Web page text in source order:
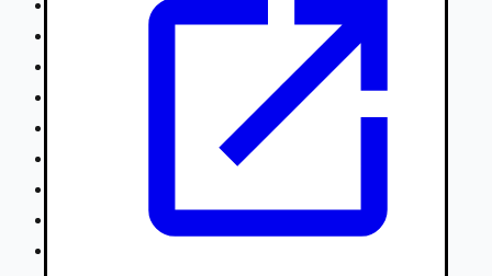
Nákladné vozidlá nad 7,5t
Vodné/Snežné skútre, štvorkolky
Poľnohospodárske vozidlá / stroje